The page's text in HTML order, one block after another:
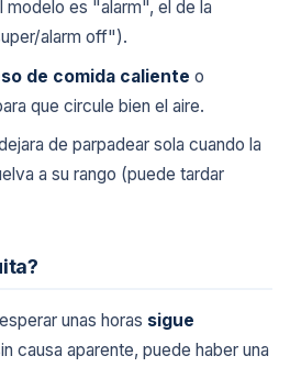
modelo es "alarm", el de la
alarm off").
de comida caliente o
que circule bien el aire.
de parpadear sola cuando la
a su rango (puede tardar
unas horas sigue
causa aparente, puede haber una